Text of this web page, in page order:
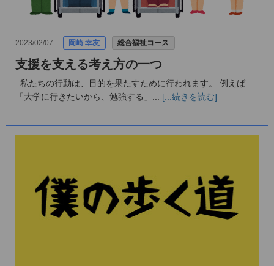
2023/02/07 岡崎 幸友 総合福祉コース
支援を支える考え方の一つ
私たちの行動は、目的を果たすために行われます。 例えば
「大学に行きたいから、勉強する」... [...続きを読む]